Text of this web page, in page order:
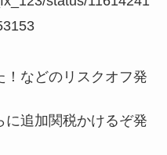
！などのリスクオフ発
に追加関税かけるぞ発